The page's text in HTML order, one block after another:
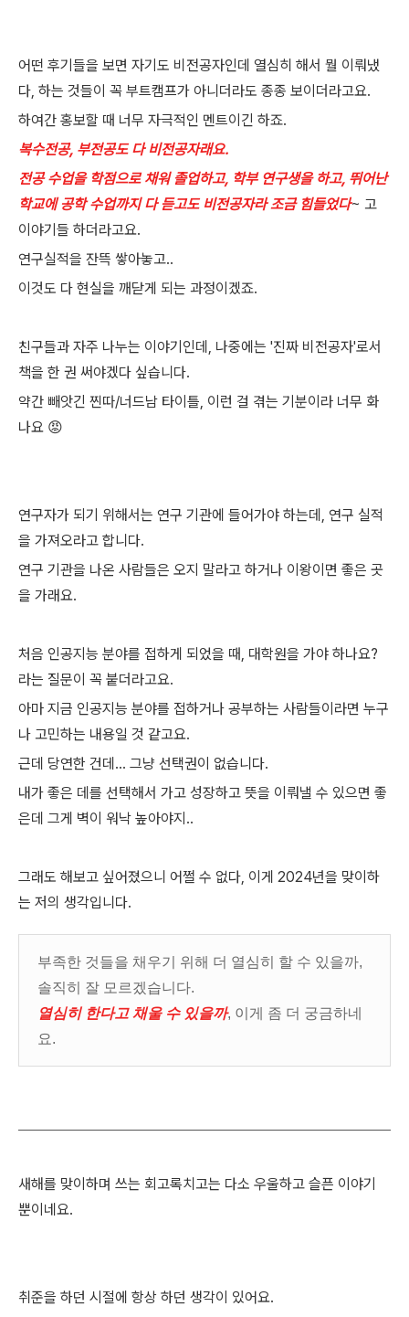
어떤 후기들을 보면 자기도 비전공자인데 열심히 해서 뭘 이뤄냈
다, 하는 것들이 꼭 부트캠프가 아니더라도 종종 보이더라고요.
하여간 홍보할 때 너무 자극적인 멘트이긴 하죠.
복수전공, 부전공도 다 비전공자래요.
전공 수업을 학점으로 채워 졸업하고, 학부 연구생을 하고, 뛰어난
학교에 공학 수업까지 다 듣고도 비전공자라 조금 힘들었다~ 고
이야기들 하더라고요.
연구실적을 잔뜩 쌓아놓고..
이것도 다 현실을 깨닫게 되는 과정이겠죠.
친구들과 자주 나누는 이야기인데, 나중에는 '진짜 비전공자'로서
책을 한 권 써야겠다 싶습니다.
약간 빼앗긴 찐따/너드남 타이틀, 이런 걸 겪는 기분이라 너무 화
나요 😡
연구자가 되기 위해서는 연구 기관에 들어가야 하는데, 연구 실적
을 가져오라고 합니다.
연구 기관을 나온 사람들은 오지 말라고 하거나 이왕이면 좋은 곳
을 가래요.
처음 인공지능 분야를 접하게 되었을 때, 대학원을 가야 하나요?
라는 질문이 꼭 붙더라고요.
아마 지금 인공지능 분야를 접하거나 공부하는 사람들이라면 누구
나 고민하는 내용일 것 같고요.
근데 당연한 건데... 그냥 선택권이 없습니다.
내가 좋은 데를 선택해서 가고 성장하고 뜻을 이뤄낼 수 있으면 좋
은데 그게 벽이 워낙 높아야지..
그래도 해보고 싶어졌으니 어쩔 수 없다, 이게 2024년을 맞이하
는 저의 생각입니다.
부족한 것들을 채우기 위해 더 열심히 할 수 있을까,
솔직히 잘 모르겠습니다.
열심히 한다고 채울 수 있을까, 이게 좀 더 궁금하네
요.
새해를 맞이하며 쓰는 회고록치고는 다소 우울하고 슬픈 이야기
뿐이네요.
취준을 하던 시절에 항상 하던 생각이 있어요.